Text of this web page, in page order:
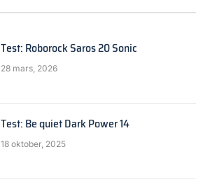
Test: Roborock Saros 20 Sonic
28 mars, 2026
Test: Be quiet Dark Power 14
18 oktober, 2025